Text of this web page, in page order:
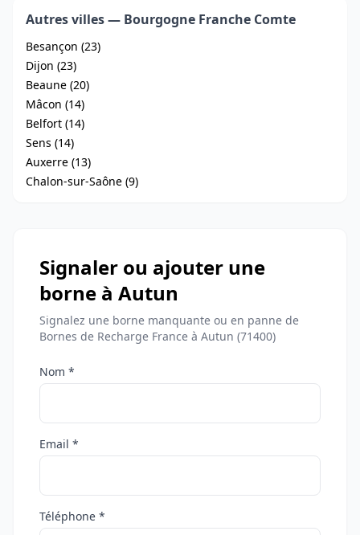
Autres villes — Bourgogne Franche Comte
Besançon (23)
Dijon (23)
Beaune (20)
Mâcon (14)
Belfort (14)
Sens (14)
Auxerre (13)
Chalon-sur-Saône (9)
Signaler ou ajouter une
borne à Autun
Signalez une borne manquante ou en panne de
Bornes de Recharge France à Autun (71400)
Nom *
Email *
Téléphone *